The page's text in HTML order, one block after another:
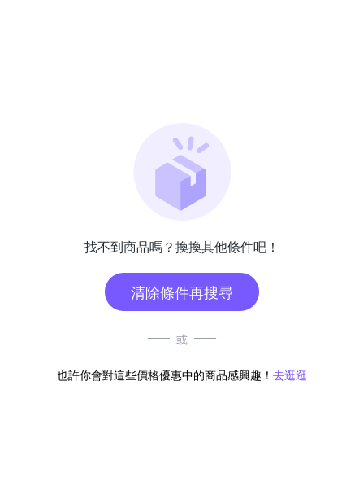
找不到商品嗎？換換其他條件吧！
清除條件再搜尋
或
也許你會對這些價格優惠中的商品感興趣！ 去逛逛